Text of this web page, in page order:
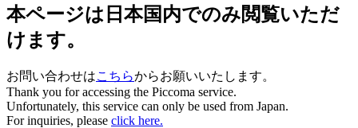
本ページは日本国内でのみ閲覧いただ
けます。
お問い合わせはこちらからお願いいたします。
Thank you for accessing the Piccoma service.
Unfortunately, this service can only be used from Japan.
For inquiries, please click here.